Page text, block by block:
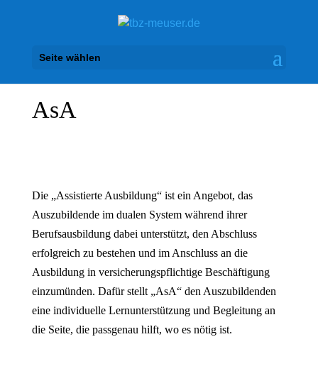
Seite wählen
AsA
Die „Assistierte Ausbildung“ ist ein Angebot, das
Auszubildende im dualen System während ihrer
Berufsausbildung dabei unterstützt, den Abschluss
erfolgreich zu bestehen und im Anschluss an die
Ausbildung in versicherungspflichtige Beschäftigung
einzumünden. Dafür stellt „AsA“ den Auszubildenden
eine individuelle Lernunterstützung und Begleitung an
die Seite, die passgenau hilft, wo es nötig ist.